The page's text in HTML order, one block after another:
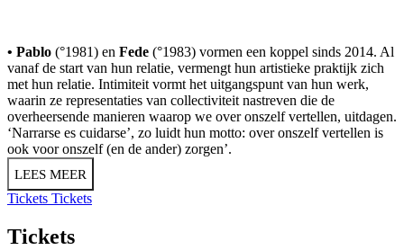
• Pablo (°1981) en Fede (°1983) vormen een koppel sinds 2014. Al
vanaf de start van hun relatie, vermengt hun artistieke praktijk zich
met hun relatie. Intimiteit vormt het uitgangspunt van hun werk,
waarin ze representaties van collectiviteit nastreven die de
overheersende manieren waarop we over onszelf vertellen, uitdagen.
‘Narrarse es cuidarse’, zo luidt hun motto: over onszelf vertellen is
ook voor onszelf (en de ander) zorgen’.
LEES MEER
Tickets Tickets
Tickets